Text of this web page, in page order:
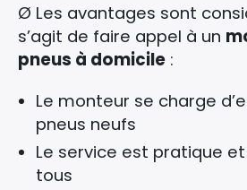
Ø Les avantages sont
s’agit de faire appel à un
pneus à domicile :
Le monteur se charge
pneus neufs
Le service est pratique
tous